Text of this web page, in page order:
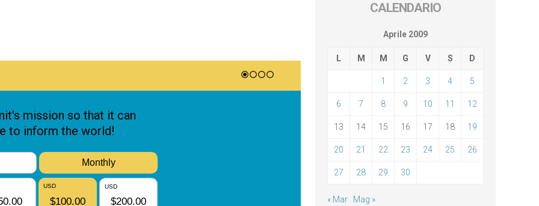
CALENDARIO
Aprile 2009
L M M G V S D
1 2 3 4 5
6 7 8 9 10 11 12
13 14 15 16 17 18 19
20 21 22 23 24 25 26
27 28 29 30
« Mar Mag »